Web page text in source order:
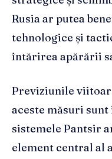
Rusia ar putea
tehnologice și
întărirea apărării
Previziunile
aceste măsuri
sistemele Pantsir
element central al